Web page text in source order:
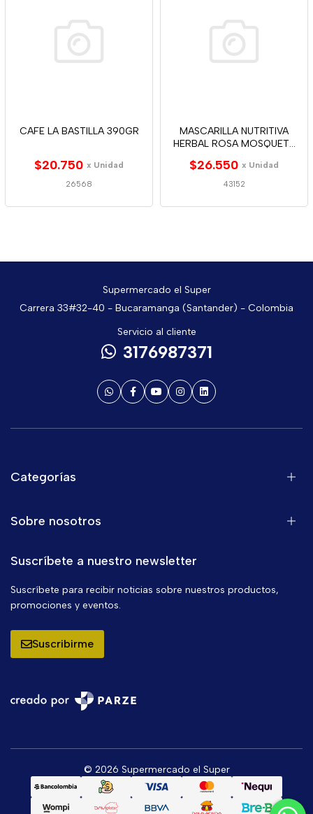
CAFE LA BASTILLA 390GR
$20.750 x Unidad
26568
MASCARILLA NUTRITIVA
HERBAL ROSA MOSQUETA
$26.550 x Unidad
43152
Supermercado el Super
Carrera 33#32-40 - Bucaramanga (Santander) - Colombia
Servicio al cliente
3176987371
Categorías
Sobre nosotros
Suscríbete a nuestro newsletter
Suscríbete para recibir noticias sobre nuestros productos,
promociones y eventos.
Suscribirme
© 2026 Supermercado el Super